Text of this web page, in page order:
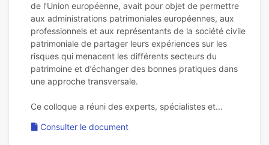
de l’Union européenne, avait pour objet de permettre
aux administrations patrimoniales européennes, aux
professionnels et aux représentants de la société civile
patrimoniale de partager leurs expériences sur les
risques qui menacent les différents secteurs du
patrimoine et d’échanger des bonnes pratiques dans
une approche transversale.
Consulter le document